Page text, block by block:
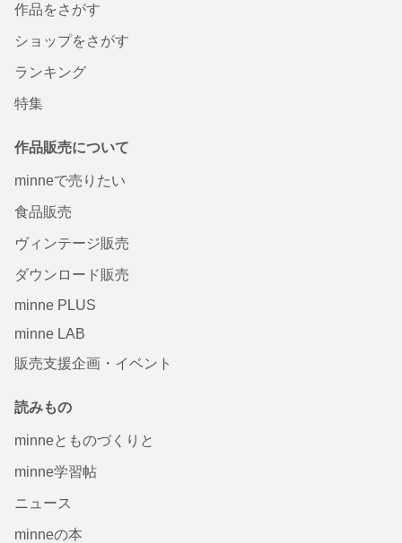
作品をさがす
ショップをさがす
ランキング
特集
作品販売について
minneで売りたい
食品販売
ヴィンテージ販売
ダウンロード販売
minne PLUS
minne LAB
販売支援企画・イベント
読みもの
minneとものづくりと
minne学習帖
ニュース
minneの本